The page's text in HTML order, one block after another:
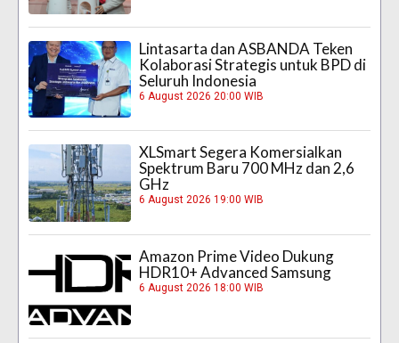
Lintasarta dan ASBANDA Teken
Kolaborasi Strategis untuk BPD di
Seluruh Indonesia
6 August 2026 20:00 WIB
XLSmart Segera Komersialkan
Spektrum Baru 700 MHz dan 2,6
GHz
6 August 2026 19:00 WIB
Amazon Prime Video Dukung
HDR10+ Advanced Samsung
6 August 2026 18:00 WIB